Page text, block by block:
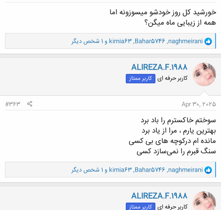
خورشید کل روز خودشو میسوزونه اما
همه از زیبایی ماه میگن؟
و
ا
ک
ن
ش
ه
ا
naghmeirani
,
Bahar5746
,
kimia63 و 1 شخص دیگر
ALIREZA.F.1988
کاربر حرفه ای کاربر ممتاز
Apr 30, 2025
#363
سوختم خاکسترم را باد برد
بهترین یارم ، مرا از یاد برد
مانده ام درکوچه های بی کسی
سنگ قبرم را نمی‌سازد کسی
و
ا
ک
ن
ش
ه
naghmeirani
,
Bahar5746
,
kimia63 و 1 شخص دیگر
ALIREZA.F.1988
کاربر حرفه ای کاربر ممتاز